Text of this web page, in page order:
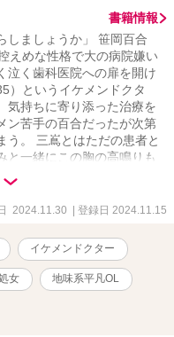
書籍情報
しましょうか」 笹岡百合
えめな性格で大の病院嫌い
泣く歯科医院への扉を開け
）というイケメンドクタ
気持ちに寄り添った治療を
ン苦手の百合だったが次第
う。 三嶌とはただの患者と
と一緒にこの胸の高鳴りも
地味女子×ハイスぺDrのコメ
に三嶌視点）→後日談～ふ
他サイトでも投稿しており
たら嬉しいです ※歯科医院
治療行為や歯科医院を否定
2024.11.30 | 登録日 2024.11.15
イケメンドクター
女 地味系平凡OL